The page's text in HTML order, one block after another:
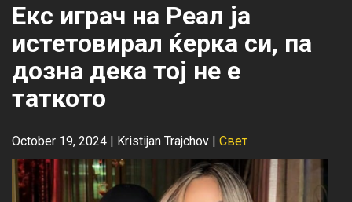
Екс играч на Реал ја
истетовирал ќерка си, па
дозна дека тој не е
таткото
October 19, 2024 | Kristijan Trajchov | Свет